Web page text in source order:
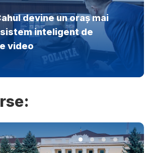
devine un oraș mai
sistem inteligent de
video